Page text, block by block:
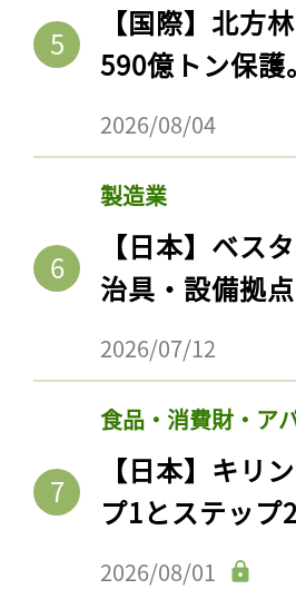
【国際】北方
590億トン保
2026/08/04
製造業
【日本】ベス
治具・設備拠
2026/07/12
食品・消費財・ア
【日本】キリ
プ1とステップ
2026/08/01